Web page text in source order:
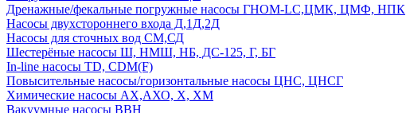
Дренажные/фекальные погружные насосы ГНОМ-LC,ЦМК, ЦМФ, НПК
Насосы двухстороннего входа Д,1Д,2Д
Насосы для сточных вод СМ,СД
Шестерёные насосы Ш, НМШ, НБ, ДС-125, Г, БГ
In-line насосы TD, CDM(F)
Повысительные насосы/горизонтальные насосы ЦНС, ЦНСГ
Химические насосы АХ,АХО, Х, ХМ
Вакуумные насосы ВВН